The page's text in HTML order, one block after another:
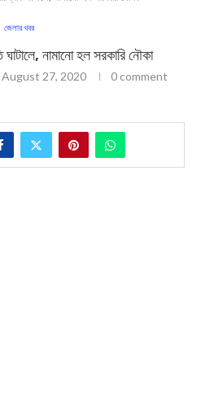
জেলার খবর
ঘাটালে, নামানো হল সরকারি নৌকা
August 27, 2020 0 comment